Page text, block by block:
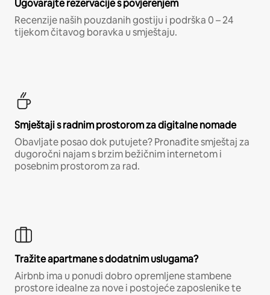
Ugovarajte rezervacije s povjerenjem
Recenzije naših pouzdanih gostiju i podrška 0 – 24
tijekom čitavog boravka u smještaju.
Smještaji s radnim prostorom za digitalne nomade
Obavljate posao dok putujete? Pronađite smještaj za
dugoročni najam s brzim bežičnim internetom i
posebnim prostorom za rad.
Tražite apartmane s dodatnim uslugama?
Airbnb ima u ponudi dobro opremljene stambene
prostore idealne za nove i postojeće zaposlenike te